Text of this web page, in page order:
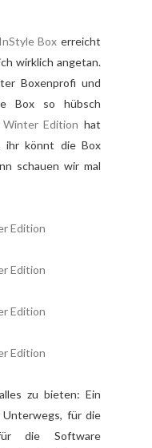
InStyle Box erreicht
wirklich angetan.
Boxenprofi und
Box so hübsch
Edition hat
ihr könnt die Box
schauen wir mal
zu bieten: Ein
Unterwegs, für die
die Software